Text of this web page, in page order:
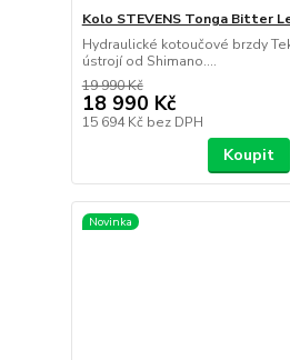
Kolo STEVENS Tonga Bitter
Hydraulické kotoučové brzdy
ústrojí od Shimano....
19 990 Kč
18 990 Kč
15 694 Kč bez DPH
Koupit
Novinka